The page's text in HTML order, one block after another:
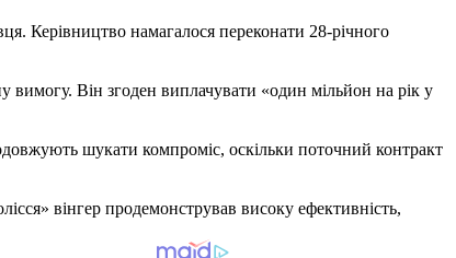
Керівництво намагалося переконати 28-річного
вимогу. Він згоден виплачувати «один мільйон на рік у
шукати компроміс, оскільки поточний контракт
вінгер продемонстрував високу ефективність,